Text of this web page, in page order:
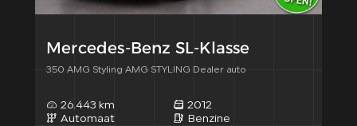
Mercedes-Benz SL-Klasse
350 AMG Styling AMG STYLING Dealer auto
26.443 km
2012
Automaat
Benzine